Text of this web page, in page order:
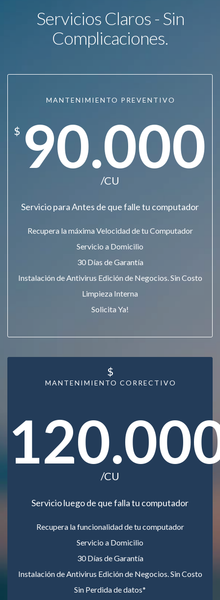
Servicios Claros - Sin
Complicaciones.
MANTENIMIENTO PREVENTIVO
$ 90.000
/CU
Servicio para Antes de que falle tu computador
Recupera la máxima Velocidad de tu Computador
Servicio a Domicilio
30 Días de Garantía
Instalación de Antivirus Edición de Negocios. Sin Costo
Limpieza Interna
Solicita Ya!
MANTENIMIENTO CORRECTIVO
$
/CU
Servicio luego de que falla tu computador
Recupera la funcionalidad de tu computador
Servicio a Domicilio
30 Días de Garantía
Instalación de Antivirus Edición de Negocios. Sin Costo
Sin Perdida de datos*